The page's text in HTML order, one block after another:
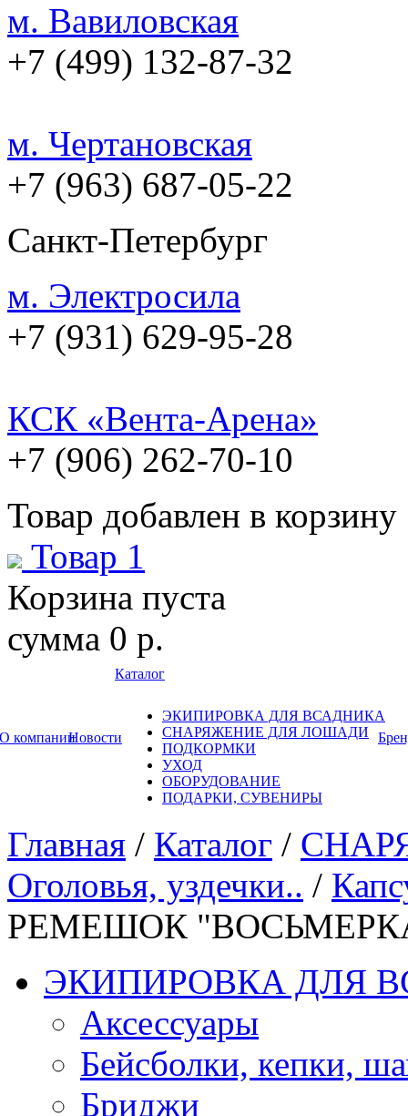
м. Вавиловская
+7 (499) 132-87-32
м. Чертановская
+7 (963) 687-05-22
Санкт-Петербург
м. Электросила
+7 (931) 629-95-28
КСК «Вента-Арена»
+7 (906) 262-70-10
Товар добавлен в корзину
Товар 1
Корзина пуста
сумма 0 р.
О компанииНовости
Каталог
ЭКИПИРОВКА ДЛЯ ВСАДНИКА
СНАРЯЖЕНИЕ ДЛЯ ЛОШАДИ
ПОДКОРМКИ
УХОД
ОБОРУДОВАНИЕ
ПОДАРКИ, СУВЕНИРЫ
Главная / Каталог /
Оголовья, уздечки.. /
РЕМЕШОК
ЭКИПИРОВКА ДЛЯ
Аксессуары
Бейсболки, кепки,
Бриджи